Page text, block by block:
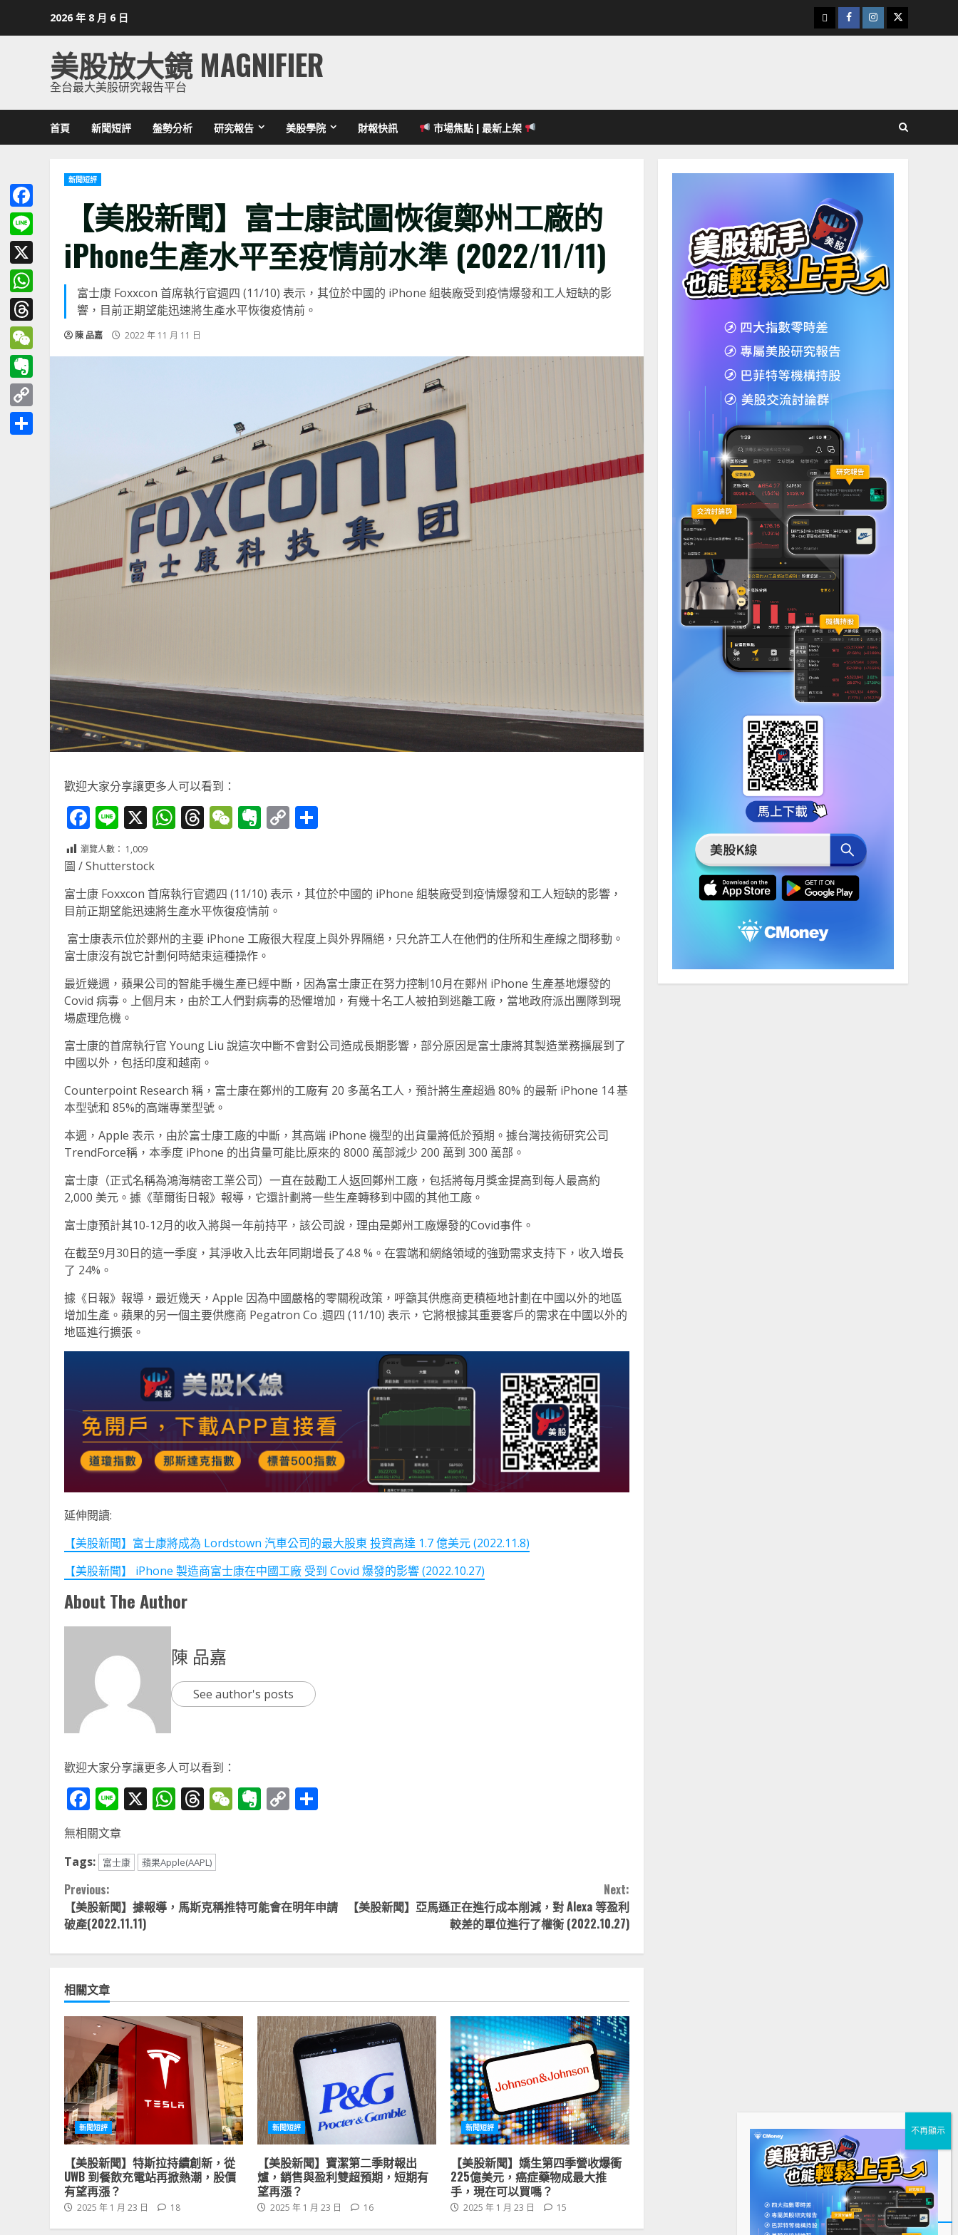
2026 年 8 月 6 日
下
載
Facebook
Instagram
Twitter
美股放大鏡 MAGNIFIER
全台最大美股研究報告平台
首頁 新聞短評 盤勢分析 研究報告 美股學院 財報快訊 市場焦點 | 最新上架
新聞短評
【美股新聞】富士康試圖恢復鄭州工廠的
iPhone生產水平至疫情前水準 (2022/11/11)
富士康 Foxxcon 首席執行官週四 (11/10) 表示，其位於中國的 iPhone 組裝廠受到疫情爆發和工人短缺的影
響，目前正期望能迅速將生產水平恢復疫情前。
陳 品嘉 2022 年 11 月 11 日
歡迎大家分享讓更多人可以看到：
Facebook
Line
X WhatsApp
Threads
WeChat
Evernote
Copy
瀏覽人數： 1,009
圖 / Shutterstock
富士康 Foxxcon 首席執行官週四 (11/10) 表示，其位於中國的 iPhone 組裝廠受到疫情爆發和工人短缺的影響，
目前正期望能迅速將生產水平恢復疫情前。
富士康表示位於鄭州的主要 iPhone 工廠很大程度上與外界隔絕，只允許工人在他們的住所和生產線之間移動。
富士康沒有說它計劃何時結束這種操作。
最近幾週，蘋果公司的智能手機生產已經中斷，因為富士康正在努力控制10月在鄭州 iPhone 生產基地爆發的
Covid 病毒。上個月末，由於工人們對病毒的恐懼增加，有幾十名工人被拍到逃離工廠，當地政府派出團隊到現
場處理危機。
富士康的首席執行官 Young Liu 說這次中斷不會對公司造成長期影響，部分原因是富士康將其製造業務擴展到了
中國以外，包括印度和越南。
Counterpoint Research 稱，富士康在鄭州的工廠有 20 多萬名工人，預計將生產超過 80% 的最新 iPhone 14 基
本型號和 85%的高端專業型號。
本週，Apple 表示，由於富士康工廠的中斷，其高端 iPhone 機型的出貨量將低於預期。據台灣技術研究公司
TrendForce稱，本季度 iPhone 的出貨量可能比原來的 8000 萬部減少 200 萬到 300 萬部。
富士康（正式名稱為鴻海精密工業公司）一直在鼓勵工人返回鄭州工廠，包括將每月獎金提高到每人最高約
2,000 美元。據《華爾街日報》報導，它還計劃將一些生產轉移到中國的其他工廠。
富士康預計其10-12月的收入將與一年前持平，該公司說，理由是鄭州工廠爆發的Covid事件。
在截至9月30日的這一季度，其淨收入比去年同期增長了4.8 %。在雲端和網絡領域的強勁需求支持下，收入增長
了 24%。
據《日報》報導，最近幾天，Apple 因為中國嚴格的零關稅政策，呼籲其供應商更積極地計劃在中國以外的地區
增加生產。蘋果的另一個主要供應商 Pegatron Co .週四 (11/10) 表示，它將根據其重要客戶的需求在中國以外的
地區進行擴張。
延伸閱讀:
【美股新聞】富士康將成為 Lordstown 汽車公司的最大股東 投資高達 1.7 億美元 (2022.11.8)
【美股新聞】 iPhone 製造商富士康在中國工廠 受到 Covid 爆發的影響 (2022.10.27)
About The Author
陳 品嘉
See author's posts
歡迎大家分享讓更多人可以看到：
Facebook
Line
X WhatsApp
Threads
WeChat
Evernote
Copy
無相關文章
Tags:
富士康 蘋果Apple(AAPL)
Continue
Reading
Previous:
【美股新聞】據報導，馬斯克稱推特可能會在明年申請
破產(2022.11.11)
Next:
【美股新聞】亞馬遜正在進行成本削減，對 Alexa 等盈利
較差的單位進行了權衡 (2022.10.27)
相關文章
新聞短評
【美股新聞】特斯拉持續創新，從
UWB 到餐飲充電站再掀熱潮，股價
有望再漲？
2025 年 1 月 23 日 18
新聞短評
【美股新聞】寶潔第二季財報出
爐，銷售與盈利雙超預期，短期有
望再漲？
2025 年 1 月 23 日 16
新聞短評
【美股新聞】嬌生第四季營收爆衝
225億美元，癌症藥物成最大推
手，現在可以買嗎？
2025 年 1 月 23 日 15
Facebook
Line
X
WhatsApp
Threads
WeChat
Evernote
Copy